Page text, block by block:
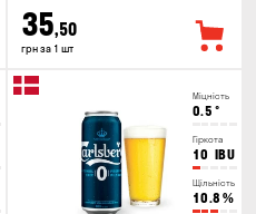
35,50
грн за 1 шт
Міцність
0.5 °
Гіркота
10 IBU
Щільність
10.8 %